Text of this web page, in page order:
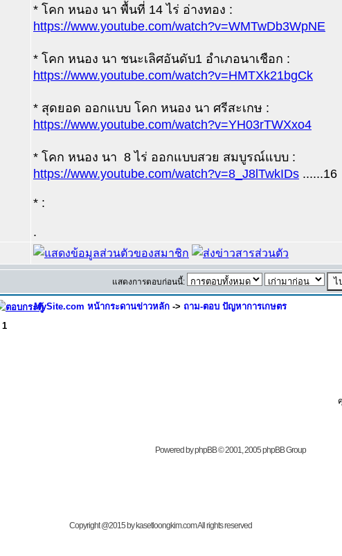
* โคก หนอง นา พื้นที่ 14 ไร่ อ่างทอง :
https://www.youtube.com/watch?v=WMTwDb3WpNE
* โคก หนอง นา ชนะเลิศอันดับ1 อำเภอนาเชือก :
https://www.youtube.com/watch?v=HMTXk21bgCk
* สุดยอด ออกแบบ โคก หนอง นา ศรีสะเกษ :
https://www.youtube.com/watch?v=YH03rTWXxo4
* โคก หนอง นา ​ 8 ไร่​ ออกแบบสวย​ สมบูรณ์​แบบ :
https://www.youtube.com/watch?v=8_J8lTwkIDs ......16
* :
.
แสดงการตอบก่อนนี้:
MySite.com หน้ากระดานข่าวหลัก -> ถาม-ตอบ ปัญหาการเกษตร
1
Powered byphpBB© 2001, 2005 phpBB Group
Copyright @2015 by kasetloongkim.com All rights reserved